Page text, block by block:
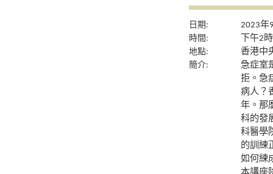
日期:
2023年
時間:
下午2
地點:
香港中
簡介:
急症室
拒。急
病人？
年。那
科的發
科醫學
的訓練
如何練